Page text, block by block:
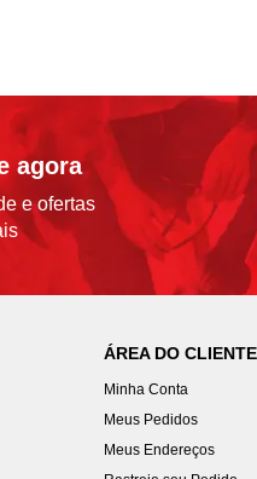
agora
e ofertas
ÁREA DO CLIENTE
Minha Conta
Meus Pedidos
Meus Endereços